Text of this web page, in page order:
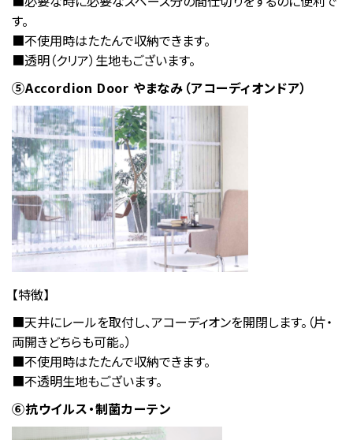
す。
■不使用時はたたんで収納できます。
■透明（クリア）生地もございます。
⑤Accordion Door やまなみ（アコーディオンドア）
【特徴】
■天井にレールを取付し、アコーディオンを開閉します。（片・
両開きどちらも可能。）
■不使用時はたたんで収納できます。
■不透明生地もございます。
⑥抗ウイルス・制菌カーテン